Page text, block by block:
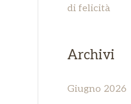
di felicità
Archivi
Giugno 2026